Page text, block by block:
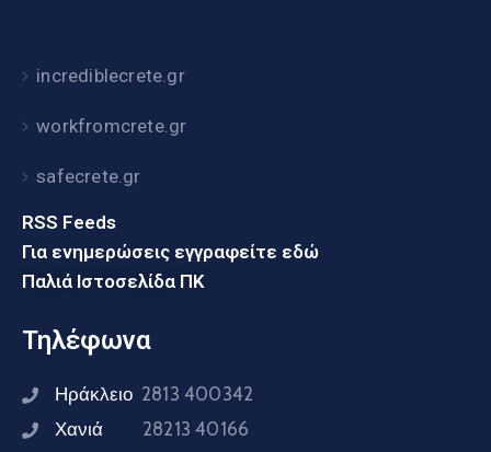
incrediblecrete.gr
workfromcrete.gr
safecrete.gr
RSS Feeds
Για ενημερώσεις εγγραφείτε εδώ
Παλιά Ιστοσελίδα ΠΚ
Τηλέφωνα
Ηράκλειο 2813 400342
Χανιά 28213 40166